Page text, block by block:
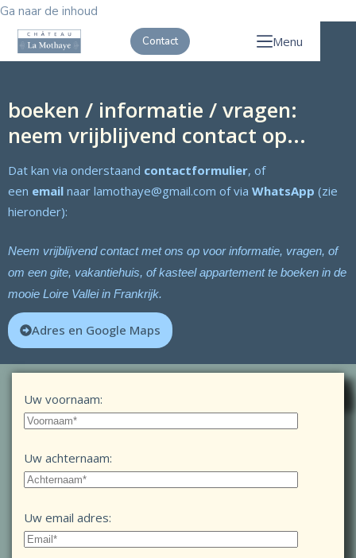
Ga naar de inhoud
Contact Menu
boeken / informatie / vragen:
neem vrijblijvend contact op...
Dat kan via onderstaand contactformulier, of
een email naar lamothaye@gmail.com of via WhatsApp (zie
hieronder):
Neem vrijblijvend contact met ons op voor informatie, vragen, of
om een gite, vakantiehuis, of kasteel appartement te boeken in de
mooie Loire Vallei in Frankrijk.
Adres en Google Maps
Uw voornaam:
Uw achternaam:
Uw email adres: